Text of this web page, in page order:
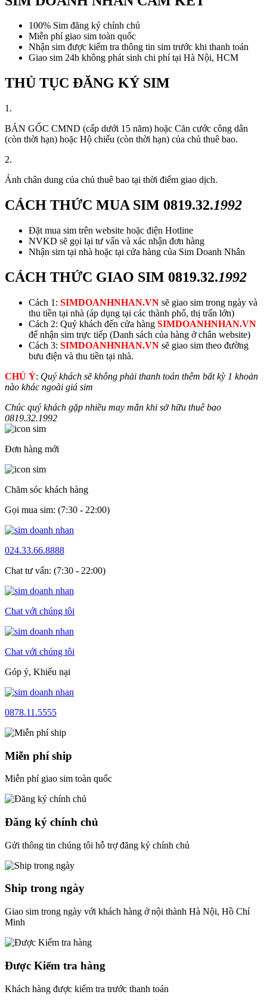
100% Sim đăng ký chính chủ
Miễn phí giao sim toàn quốc
Nhận sim được kiểm tra thông tin sim trước khi thanh toán
Giao sim 24h không phát sinh chi phí tại Hà Nội, HCM
THỦ TỤC ĐĂNG KÝ SIM
1.
BẢN GỐC CMND (cấp dưới 15 năm) hoặc Căn cước công dân
(còn thời hạn) hoặc Hộ chiếu (còn thời hạn) của chủ thuê bao.
2.
Ảnh chân dung của chủ thuê bao tại thời điểm giao dịch.
CÁCH THỨC MUA SIM 0819.32.1992
Đặt mua sim trên website hoặc điện Hotline
NVKD sẽ gọi lại tư vấn và xác nhận đơn hàng
Nhận sim tại nhà hoặc tại cửa hàng của Sim Doanh Nhân
CÁCH THỨC GIAO SIM 0819.32.1992
Cách 1: SIMDOANHNHAN.VN sẽ giao sim trong ngày và
thu tiền tại nhà (áp dụng tại các thành phố, thị trấn lớn)
Cách 2: Quý khách đến cửa hàng SIMDOANHNHAN.VN
để nhận sim trực tiếp (Danh sách của hàng ở chân website)
Cách 3: SIMDOANHNHAN.VN sẽ giao sim theo đường
bưu điện và thu tiền tại nhà.
CHÚ Ý: Quý khách sẽ không phải thanh toán thêm bất kỳ 1 khoản
nào khác ngoài giá sim
Chúc quý khách gặp nhiều may mắn khi sở hữu thuê bao
0819.32.1992
Đơn hàng mới
Chăm sóc khách hàng
Gọi mua sim: (7:30 - 22:00)
024.33.66.8888
Chat tư vấn: (7:30 - 22:00)
Chat với chúng tôi
Chat với chúng tôi
Góp ý, Khiếu nại
0878.11.5555
Miễn phí ship
Miễn phí giao sim toàn quốc
Đăng ký chính chủ
Gửi thông tin chúng tôi hỗ trợ đăng ký chính chủ
Ship trong ngày
Giao sim trong ngày với khách hàng ở nội thành Hà Nội, Hồ Chí
Minh
Được Kiểm tra hàng
Khách hàng được kiểm tra trước thanh toán